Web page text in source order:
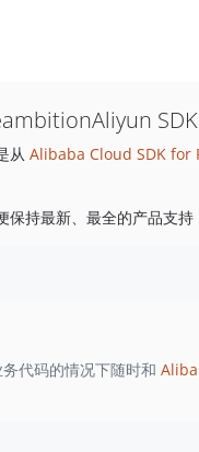
从 Alibaba Cloud SDK for
保持最新、最全的产品支持
代码的情况下随时和